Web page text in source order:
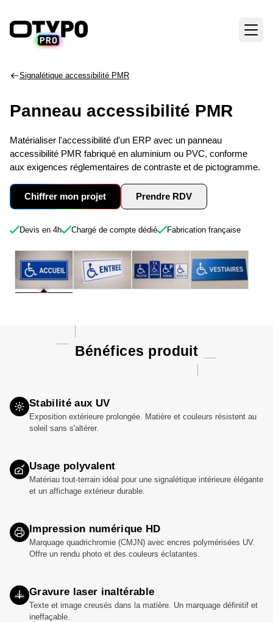
Signalétique accessibilité PMR
Panneau accessibilité PMR
Matérialiser l'accessibilité d'un ERP avec un panneau
accessibilité PMR fabriqué en aluminium ou PVC, conforme
aux exigences réglementaires de contraste et de pictogramme.
Chiffrer mon projet Prendre RDV
Devis en 4h Chargé de compte dédié Fabrication française
Bénéfices produit
Stabilité aux UV
Exposition extérieure prolongée. Matière et couleurs résistent au
soleil sans s'altérer.
Usage polyvalent
Matériau tout-terrain idéal pour une signalétique intérieure élégante
et un affichage extérieur durable.
Impression numérique HD
Marquage quadrichromie (CMJN) avec encres polymérisées UV.
Offre un rendu photo et des couleurs éclatantes.
Gravure laser inaltérable
Texte et image creusés dans la matière. Un marquage définitif et
ineffaçable.